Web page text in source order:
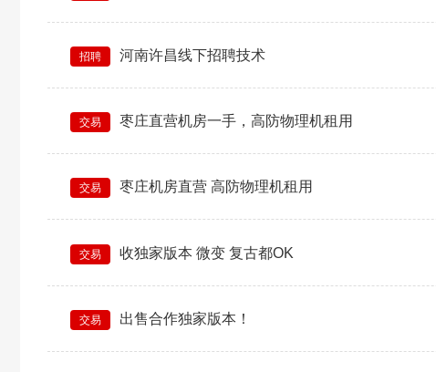
招聘 河南许昌线下招聘技术
交易 枣庄直营机房一手，高防物理机租用
交易 枣庄机房直营 高防物理机租用
交易 收独家版本 微变 复古都OK
交易 出售合作独家版本！